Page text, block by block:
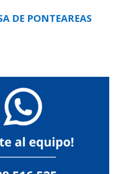
DE PONTEAREAS